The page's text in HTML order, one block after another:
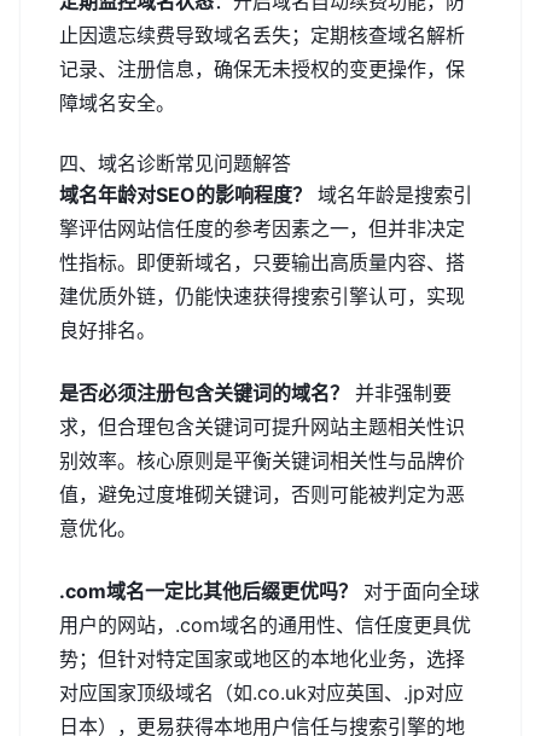
止因遗忘续费导致域名丢失；定期核查域名解析
记录、注册信息，确保无未授权的变更操作，保
障域名安全。
四、域名诊断常见问题解答
域名年龄对SEO的影响程度？
域名年龄是搜索引
擎评估网站信任度的参考因素之一，但并非决定
性指标。即便新域名，只要输出高质量内容、搭
建优质外链，仍能快速获得搜索引擎认可，实现
良好排名。
是否必须注册包含关键词的域名？
并非强制要
求，但合理包含关键词可提升网站主题相关性识
别效率。核心原则是平衡关键词相关性与品牌价
值，避免过度堆砌关键词，否则可能被判定为恶
意优化。
.com域名一定比其他后缀更优吗？
对于面向全球
用户的网站，.com域名的通用性、信任度更具优
势；但针对特定国家或地区的本地化业务，选择
对应国家顶级域名（如.co.uk对应英国、.jp对应
日本），更易获得本地用户信任与搜索引擎的地